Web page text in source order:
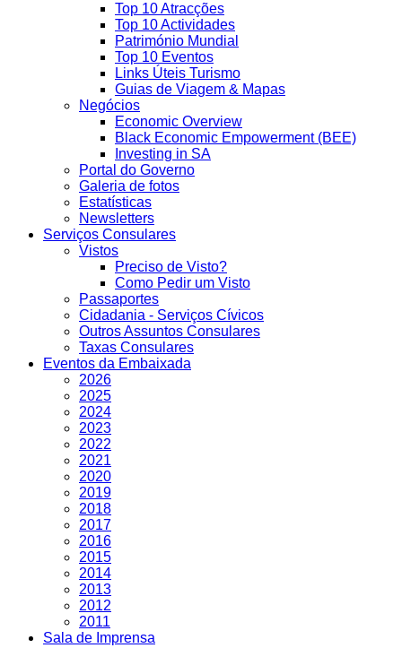
Top 10 Atracções
Top 10 Actividades
Património Mundial
Top 10 Eventos
Links Úteis Turismo
Guias de Viagem & Mapas
Negócios
Economic Overview
Black Economic Empowerment (BEE)
Investing in SA
Portal do Governo
Galeria de fotos
Estatísticas
Newsletters
Serviços Consulares
Vistos
Preciso de Visto?
Como Pedir um Visto
Passaportes
Cidadania - Serviços Cívicos
Outros Assuntos Consulares
Taxas Consulares
Eventos da Embaixada
2026
2025
2024
2023
2022
2021
2020
2019
2018
2017
2016
2015
2014
2013
2012
2011
Sala de Imprensa